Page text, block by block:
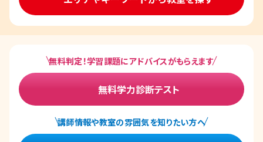
無料判定！学習課題にアドバイスがもらえます
無料学力診断テスト
講師情報や教室の雰囲気を知りたい方へ